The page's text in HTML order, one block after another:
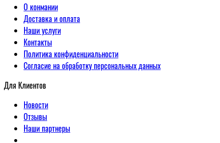
О конмании
Доставка и оплата
Наши услуги
Контакты
Политика конфиденциальности
Согласие на обработку персональных данных
Для Клиентов
Новости
Отзывы
Наши партнеры